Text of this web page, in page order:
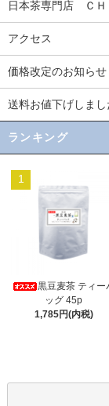
日本茶専門店 ＣＨ
アクセス
価格改定のお知らせ
送料お値下げしまし
ランキング
1
黒豆麦茶 ティー
ッグ 45p
1,785円(内税)